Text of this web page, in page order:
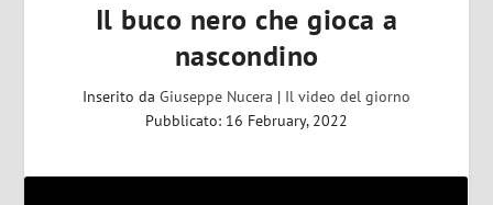
Il buco nero che gioca a
nascondino
Inserito da Giuseppe Nucera | Il video del giorno
Pubblicato: 16 February, 2022